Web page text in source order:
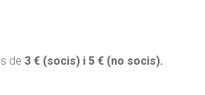
de 3 € (socis) i 5 € (no socis).